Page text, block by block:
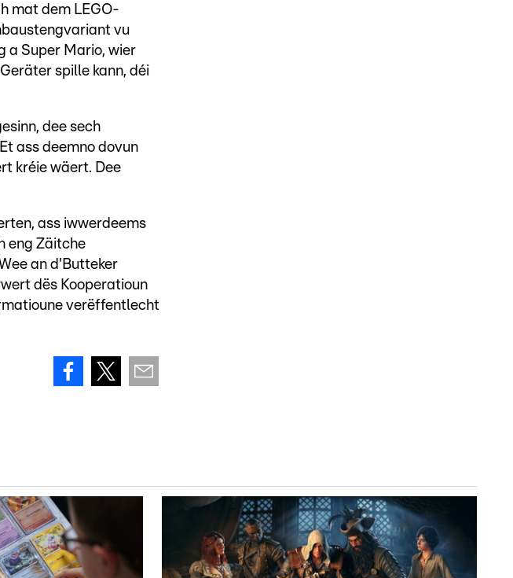
mat dem LEGO-
vu
a Super Mario, wier
spille kann, déi
dee sech
ass deemno dovun
kréie wäert. Dee
ass iwwerdeems
eng Zäitche
an d'Butteker
dës Kooperatioun
verëffentlecht